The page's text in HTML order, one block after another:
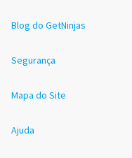
Blog do GetNinjas
Segurança
Mapa do Site
Ajuda